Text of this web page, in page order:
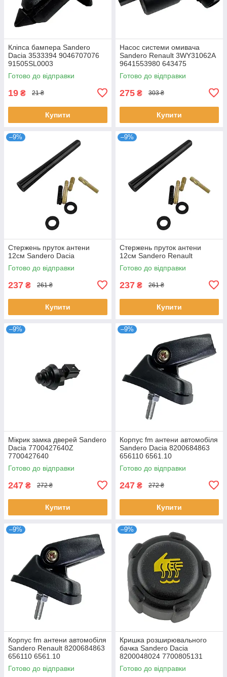
Кліпса бампера Sandero
Dacia 3533394 9046707076
91505SL0003
Готово до відправки
19 ₴ 21 ₴
Купити
Насос системи омивача
Sandero Renault 3WY31062A
9641553980 643475
9632984980 7700428386
Готово до відправки
275 ₴ 303 ₴
Купити
–9%
Стержень пруток антени
12см Sandero Dacia
Готово до відправки
237 ₴ 261 ₴
Купити
–9%
Стержень пруток антени
12см Sandero Renault
Готово до відправки
237 ₴ 261 ₴
Купити
–9%
Мікрик замка дверей Sandero
Dacia 7700427640Z
7700427640
Готово до відправки
247 ₴ 272 ₴
Купити
–9%
Корпус fm антени автомобіля
Sandero Dacia 8200684863
656110 6561.10
Готово до відправки
247 ₴ 272 ₴
Купити
–9%
Корпус fm антени автомобіля
Sandero Renault 8200684863
656110 6561.10
Готово до відправки
–9%
Кришка розширювального
бачка Sandero Dacia
8200048024 7700805131
7700805031 91166192 21430-
AX300 21430-AX30A
Готово до відправки